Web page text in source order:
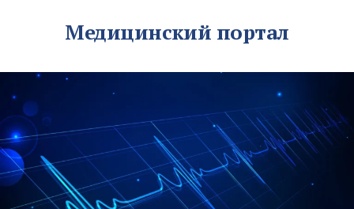
Медицинский портал